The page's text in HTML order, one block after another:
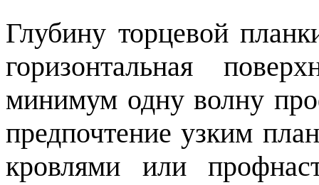
Глубину торцевой
горизонтальная
минимум одну волну
предпочтение узким
кровлями или